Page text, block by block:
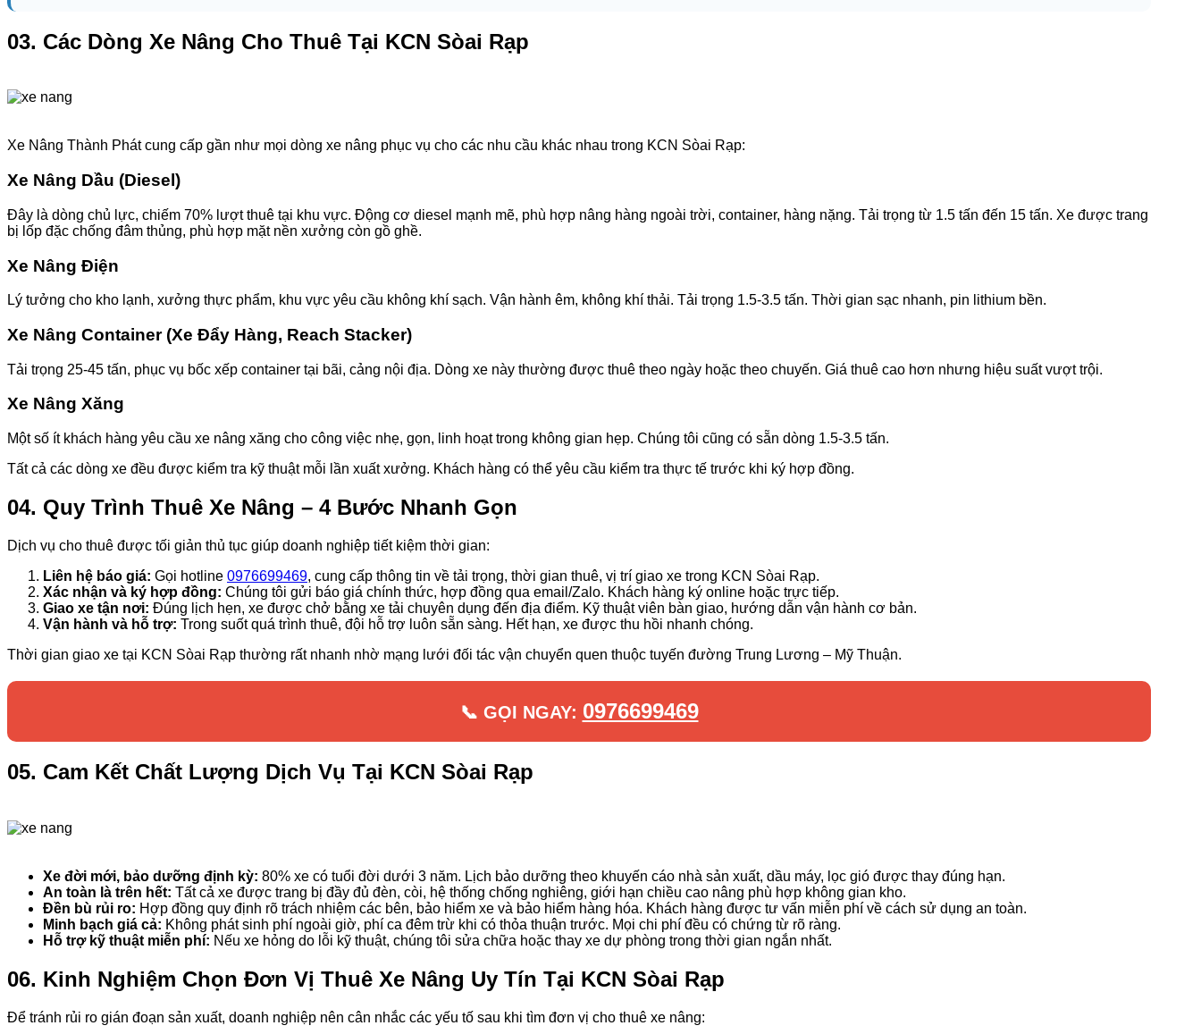
03. Các Dòng Xe Nâng Cho Thuê Tại KCN Sòai Rạp
Xe Nâng Thành Phát cung cấp gần như mọi dòng xe nâng phục vụ cho các nhu cầu khác nhau trong KCN Sòai Rạp:
Xe Nâng Dầu (Diesel)
Đây là dòng chủ lực, chiếm 70% lượt thuê tại khu vực. Động cơ diesel mạnh mẽ, phù hợp nâng hàng ngoài trời, container, hàng nặng. Tải trọng từ 1.5 tấn đến 15 tấn. Xe được trang
bị lốp đặc chống đâm thủng, phù hợp mặt nền xưởng còn gồ ghề.
Xe Nâng Điện
Lý tưởng cho kho lạnh, xưởng thực phẩm, khu vực yêu cầu không khí sạch. Vận hành êm, không khí thải. Tải trọng 1.5-3.5 tấn. Thời gian sạc nhanh, pin lithium bền.
Xe Nâng Container (Xe Đẩy Hàng, Reach Stacker)
Tải trọng 25-45 tấn, phục vụ bốc xếp container tại bãi, cảng nội địa. Dòng xe này thường được thuê theo ngày hoặc theo chuyến. Giá thuê cao hơn nhưng hiệu suất vượt trội.
Xe Nâng Xăng
Một số ít khách hàng yêu cầu xe nâng xăng cho công việc nhẹ, gọn, linh hoạt trong không gian hẹp. Chúng tôi cũng có sẵn dòng 1.5-3.5 tấn.
Tất cả các dòng xe đều được kiểm tra kỹ thuật mỗi lần xuất xưởng. Khách hàng có thể yêu cầu kiểm tra thực tế trước khi ký hợp đồng.
04. Quy Trình Thuê Xe Nâng – 4 Bước Nhanh Gọn
Dịch vụ cho thuê được tối giản thủ tục giúp doanh nghiệp tiết kiệm thời gian:
Liên hệ báo giá: Gọi hotline 0976699469, cung cấp thông tin về tải trọng, thời gian thuê, vị trí giao xe trong KCN Sòai Rạp.
Xác nhận và ký hợp đồng: Chúng tôi gửi báo giá chính thức, hợp đồng qua email/Zalo. Khách hàng ký online hoặc trực tiếp.
Giao xe tận nơi: Đúng lịch hẹn, xe được chở bằng xe tải chuyên dụng đến địa điểm. Kỹ thuật viên bàn giao, hướng dẫn vận hành cơ bản.
Vận hành và hỗ trợ: Trong suốt quá trình thuê, đội hỗ trợ luôn sẵn sàng. Hết hạn, xe được thu hồi nhanh chóng.
Thời gian giao xe tại KCN Sòai Rạp thường rất nhanh nhờ mạng lưới đối tác vận chuyển quen thuộc tuyến đường Trung Lương – Mỹ Thuận.
📞 GỌI NGAY: 0976699469
05. Cam Kết Chất Lượng Dịch Vụ Tại KCN Sòai Rạp
Xe đời mới, bảo dưỡng định kỳ: 80% xe có tuổi đời dưới 3 năm. Lịch bảo dưỡng theo khuyến cáo nhà sản xuất, dầu máy, lọc gió được thay đúng hạn.
An toàn là trên hết: Tất cả xe được trang bị đầy đủ đèn, còi, hệ thống chống nghiêng, giới hạn chiều cao nâng phù hợp không gian kho.
Đền bù rủi ro: Hợp đồng quy định rõ trách nhiệm các bên, bảo hiểm xe và bảo hiểm hàng hóa. Khách hàng được tư vấn miễn phí về cách sử dụng an toàn.
Minh bạch giá cả: Không phát sinh phí ngoài giờ, phí ca đêm trừ khi có thỏa thuận trước. Mọi chi phí đều có chứng từ rõ ràng.
Hỗ trợ kỹ thuật miễn phí: Nếu xe hỏng do lỗi kỹ thuật, chúng tôi sửa chữa hoặc thay xe dự phòng trong thời gian ngắn nhất.
06. Kinh Nghiệm Chọn Đơn Vị Thuê Xe Nâng Uy Tín Tại KCN Sòai Rạp
Để tránh rủi ro gián đoạn sản xuất, doanh nghiệp nên cân nhắc các yếu tố sau khi tìm đơn vị cho thuê xe nâng: